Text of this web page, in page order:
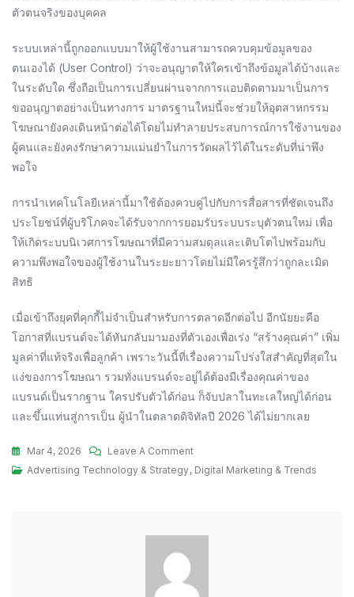
ตัวตนจริงของบุคคล
ระบบเหล่านี้ถูกออกแบบมาให้ผู้ใช้งานสามารถควบคุมข้อมูลของ
ตนเองได้ (User Control) ว่าจะอนุญาตให้ใครเข้าถึงข้อมูลได้บ้างและ
ในระดับใด ซึ่งถือเป็นการเปลี่ยนผ่านจากการแอบติดตามมาเป็นการ
ขออนุญาตอย่างเป็นทางการ มาตรฐานใหม่นี้จะช่วยให้อุตสาหกรรม
โฆษณายังคงเดินหน้าต่อได้โดยไม่ทำลายประสบการณ์การใช้งานของ
ผู้คนและยังคงรักษาความแม่นยำในการวัดผลไว้ได้ในระดับที่น่าพึง
พอใจ
การนำเทคโนโลยีเหล่านี้มาใช้ต้องควบคู่ไปกับการสื่อสารที่ชัดเจนถึง
ประโยชน์ที่ผู้บริโภคจะได้รับจากการยอมรับระบบระบุตัวตนใหม่ เพื่อ
ให้เกิดระบบนิเวศการโฆษณาที่มีความสมดุลและเติบโตไปพร้อมกับ
ความพึงพอใจของผู้ใช้งานในระยะยาวโดยไม่มีใครรู้สึกว่าถูกละเมิด
สิทธิ
เมื่อเข้าถึงยุคที่คุกกี้ไม่จำเป็นสำหรับการตลาดอีกต่อไป อีกนัยยะคือ
โอกาสที่แบรนด์จะได้หันกลับมามองที่ตัวเองเพื่อเร่ง “สร้างคุณค่า” เพิ่ม
มูลค่าที่แท้จริงเพื่อลูกค้า เพราะวันนี้ที่เรื่องความโปร่งใสสำคัญที่สุดใน
แง่ของการโฆษณา รวมทั่งแบรนด์จะอยู่ได้ต้องมีเรื่องคุณค่าของ
แบรนด์เป็นรากฐาน ใครปรับตัวได้ก่อน ก็จับปลาในทะเลใหญ่ได้ก่อน
และขึ้นแท่นสู่การเป็น ผู้นำในตลาดดิจิทัลปี 2026 ได้ไม่ยากเลย
Mar 4, 2026 Leave A CommentOn
ทำ
Advertising Technology & Strategy, Digital Marketing & Trends